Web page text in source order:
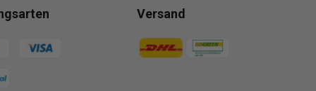
Versand
Zahlungsmethoden